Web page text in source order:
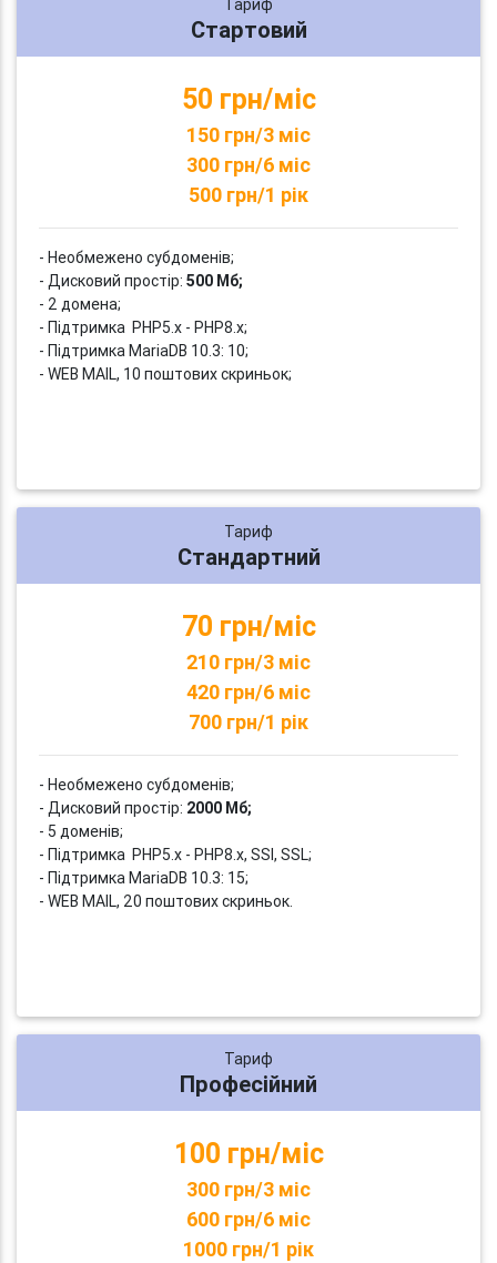
Тариф
Стартовий
50 грн/міс
150 грн/3 міс
300 грн/6 міс
500 грн/1 рік
- Необмежено субдоменів;
- Дисковий простір: 500 Мб;
- 2 домена;
- Підтримка PHP5.x - PHP8.x;
- Підтримка MariaDB 10.3: 10;
- WEB MAIL, 10 поштових скриньок;
Тариф
Стандартний
70 грн/міс
210 грн/3 міс
420 грн/6 міс
700 грн/1 рік
- Необмежено субдоменів;
- Дисковий простір: 2000 Мб;
- 5 доменів;
- Підтримка PHP5.x - PHP8.x, SSI, SSL;
- Підтримка MariaDB 10.3: 15;
- WEB MAIL, 20 поштових скриньок.
Тариф
Професійний
100 грн/міс
300 грн/3 міс
600 грн/6 міс
1000 грн/1 рік